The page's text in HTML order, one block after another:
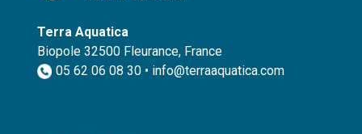
Terra Aquatica
Biopole 32500 Fleurance, France
05 62 06 08 30 • info@terraaquatica.com